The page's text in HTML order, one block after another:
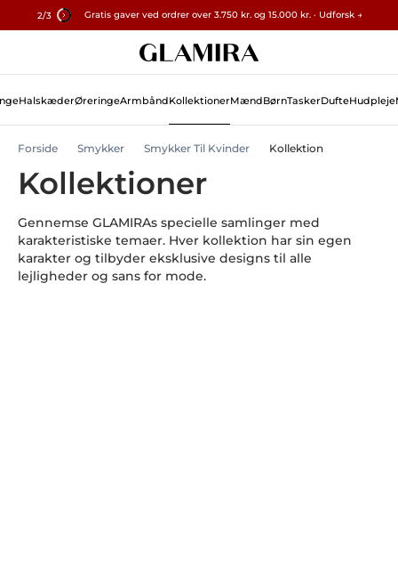
2/3 15% på alle ordrer →
Gratis gaver ved ordrer over 3.750 kr. og 15.000 kr. · Udforsk →
✓ 60-dages returret ✓ Gratis tilpasning
Content
HalskæderØreringeArmbåndKollektionerMændBørnTaskerDufteHudpleje
Forside Smykker Smykker Til Kvinder Kollektion
Kollektioner
Gennemse GLAMIRAs specielle samlinger med
karakteristiske temaer. Hver kollektion har sin egen
karakter og tilbyder eksklusive designs til alle
lejligheder og sans for mode.